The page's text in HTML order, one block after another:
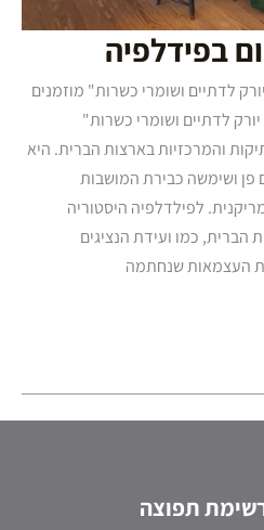
בפידלפיה
לדתיים ושומרי כשרות" מוזמנים
לדתיים ושומרי כשרות"
והמרכזיות בארצות הברית. היא
ידי ויליאם פן ושימשה כבירת המושבות
לפילדלפיה היסטוריה
כמו ועידת הנציגים
העצמאות שנחתמה
תפוצה